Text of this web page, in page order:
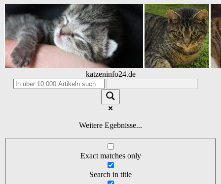
katzeninfo24.de
Weitere Egebnisse...
Exact matches only
Search in title